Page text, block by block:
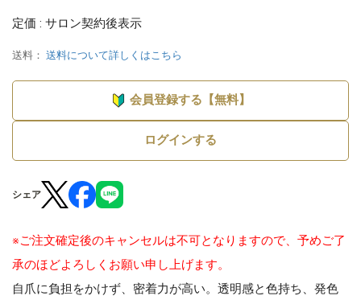
定価 : サロン契約後表示
送料： 送料について詳しくはこちら
会員登録する【無料】
ログインする
シェア
※ご注文確定後のキャンセルは不可となりますので、予めご了
承のほどよろしくお願い申し上げます。
自爪に負担をかけず、密着力が高い。透明感と色持ち、発色